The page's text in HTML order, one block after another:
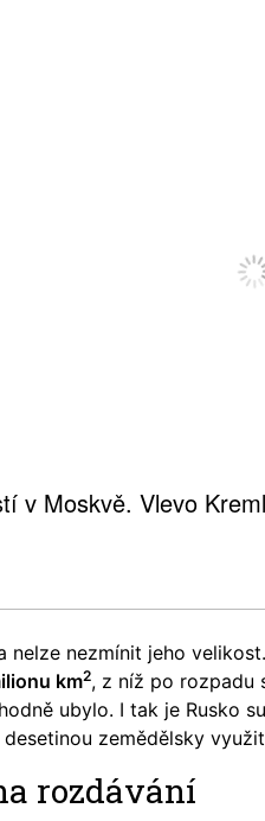
v Moskvě. Vlevo
nelze nezmínit jeho velikost.
km2, z níž po rozpadu
ubylo. I tak je Rusko
zemědělsky
rozdávání